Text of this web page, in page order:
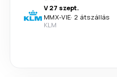
V 27 szept.
MMX-VIE· 2 átszállás
KLM